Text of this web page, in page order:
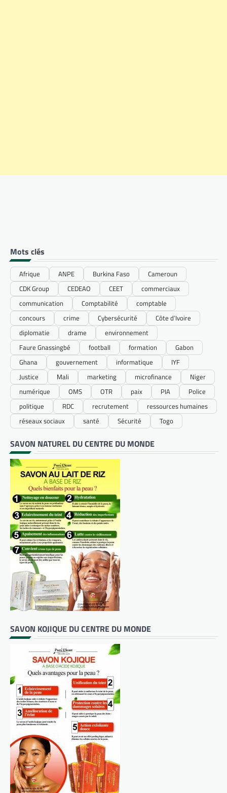
Mots clés
Afrique ANPE Burkina Faso
Cameroun
CDK Group
CEDEAO CEET
commerciaux
communication
Comptabilité
comptable
concours
crime Cybersécurité
Côte d’Ivoire
diplomatie
drame
environnement
Faure Gnassingbé
football formation
Gabon
Ghana
gouvernement informatique
IYF
Justice
Mali marketing microfinance
Niger
numérique
OMS OTR paix PIA
Police
politique
RDC recrutement
ressources humaines
réseaux sociaux
santé Sécurité Togo
SAVON NATUREL DU CENTRE DU MONDE
SAVON KOJIQUE DU CENTRE DU MONDE